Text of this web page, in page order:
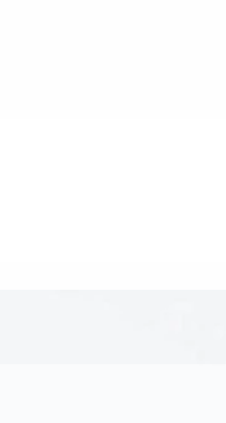
vous référer à l'emballage du